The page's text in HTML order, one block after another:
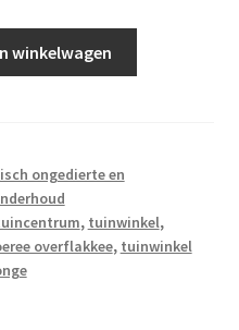
winkelwagen
ongedierte en
, tuinwinkel,
overflakkee, tuinwinkel